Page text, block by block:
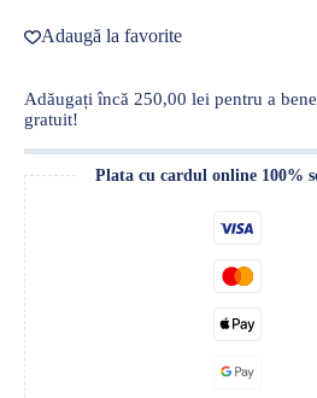
toaletă
pentru
Adaugă la favorite
Adăugați încă 250,00 lei pentru a
gratuit!
Plata cu cardul online 100%